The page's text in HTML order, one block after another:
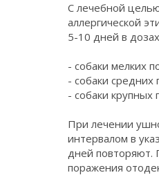
С лечебной
аллергической
5-10 дней в
- собаки мелких
- собаки средних
- собаки крупных
При лечении
интервалом в
дней повторяют.
поражения